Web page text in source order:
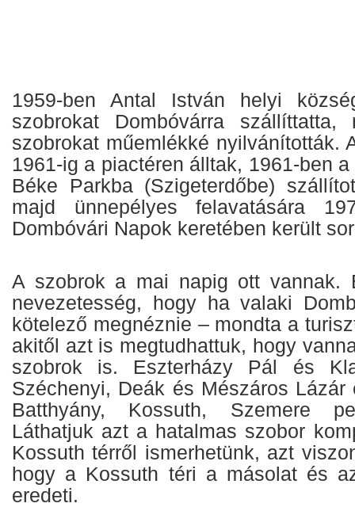
1959-ben Antal István helyi
szobrokat Dombóvárra
szobrokat műemlékké nyilvánították.
1961-ig a piactéren álltak, 1961-ben
Béke Parkba (Szigeterdőbe)
majd ünnepélyes felavatására
Dombóvári Napok keretében került
A szobrok a mai napig ott vannak.
nevezetesség, hogy ha valaki
kötelező megnéznie – mondta a
akitől azt is megtudhattuk, hogy
szobrok is. Eszterházy Pál és
Széchenyi, Deák és Mészáros Lázár
Batthyány, Kossuth, Szemere
Láthatjuk azt a hatalmas szobor
Kossuth térről ismerhetünk, azt
hogy a Kossuth téri a másolat és
eredeti.